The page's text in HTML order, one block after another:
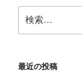
ョ
索:
最近の投稿